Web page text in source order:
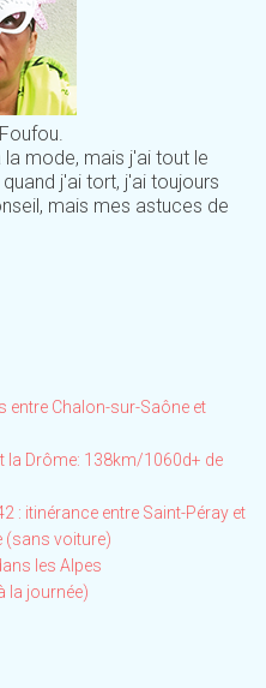
la mode, mais j'ai tout le
j'ai tort, j'ai toujours
mais mes astuces de
entre Chalon-sur-Saône et
la Drôme: 138km/1060d+ de
: itinérance entre Saint-Péray et
(sans voiture)
les Alpes
la journée)